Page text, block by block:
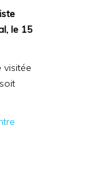
le 15
visitée